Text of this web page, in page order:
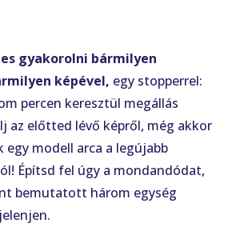
gyakorolni bármilyen
képével, egy stopperrel:
percen keresztül megállás
az előtted lévő képről, még akkor
egy modell arca a legújabb
Építsd fel úgy a mondandódat,
bemutatott három egység